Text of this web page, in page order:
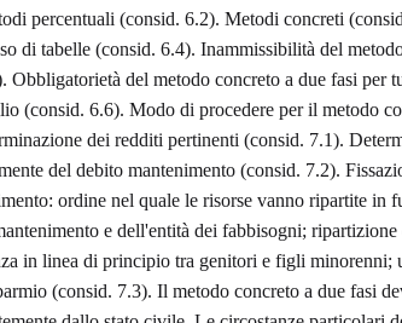
percentuali (consid. 6.2). Metodi concreti
di tabelle (consid. 6.4). Inammissibilità del
Obbligatorietà del metodo concreto a due fasi per
(consid. 6.6). Modo di procedere per il metodo
dei redditi pertinenti (consid. 7.1).
del debito mantenimento (consid. 7.2).
ordine nel quale le risorse vanno ripartite in
e dell'entità dei fabbisogni; ripartizione
in linea di principio tra genitori e figli minorenni;
(consid. 7.3). Il metodo concreto a due fasi